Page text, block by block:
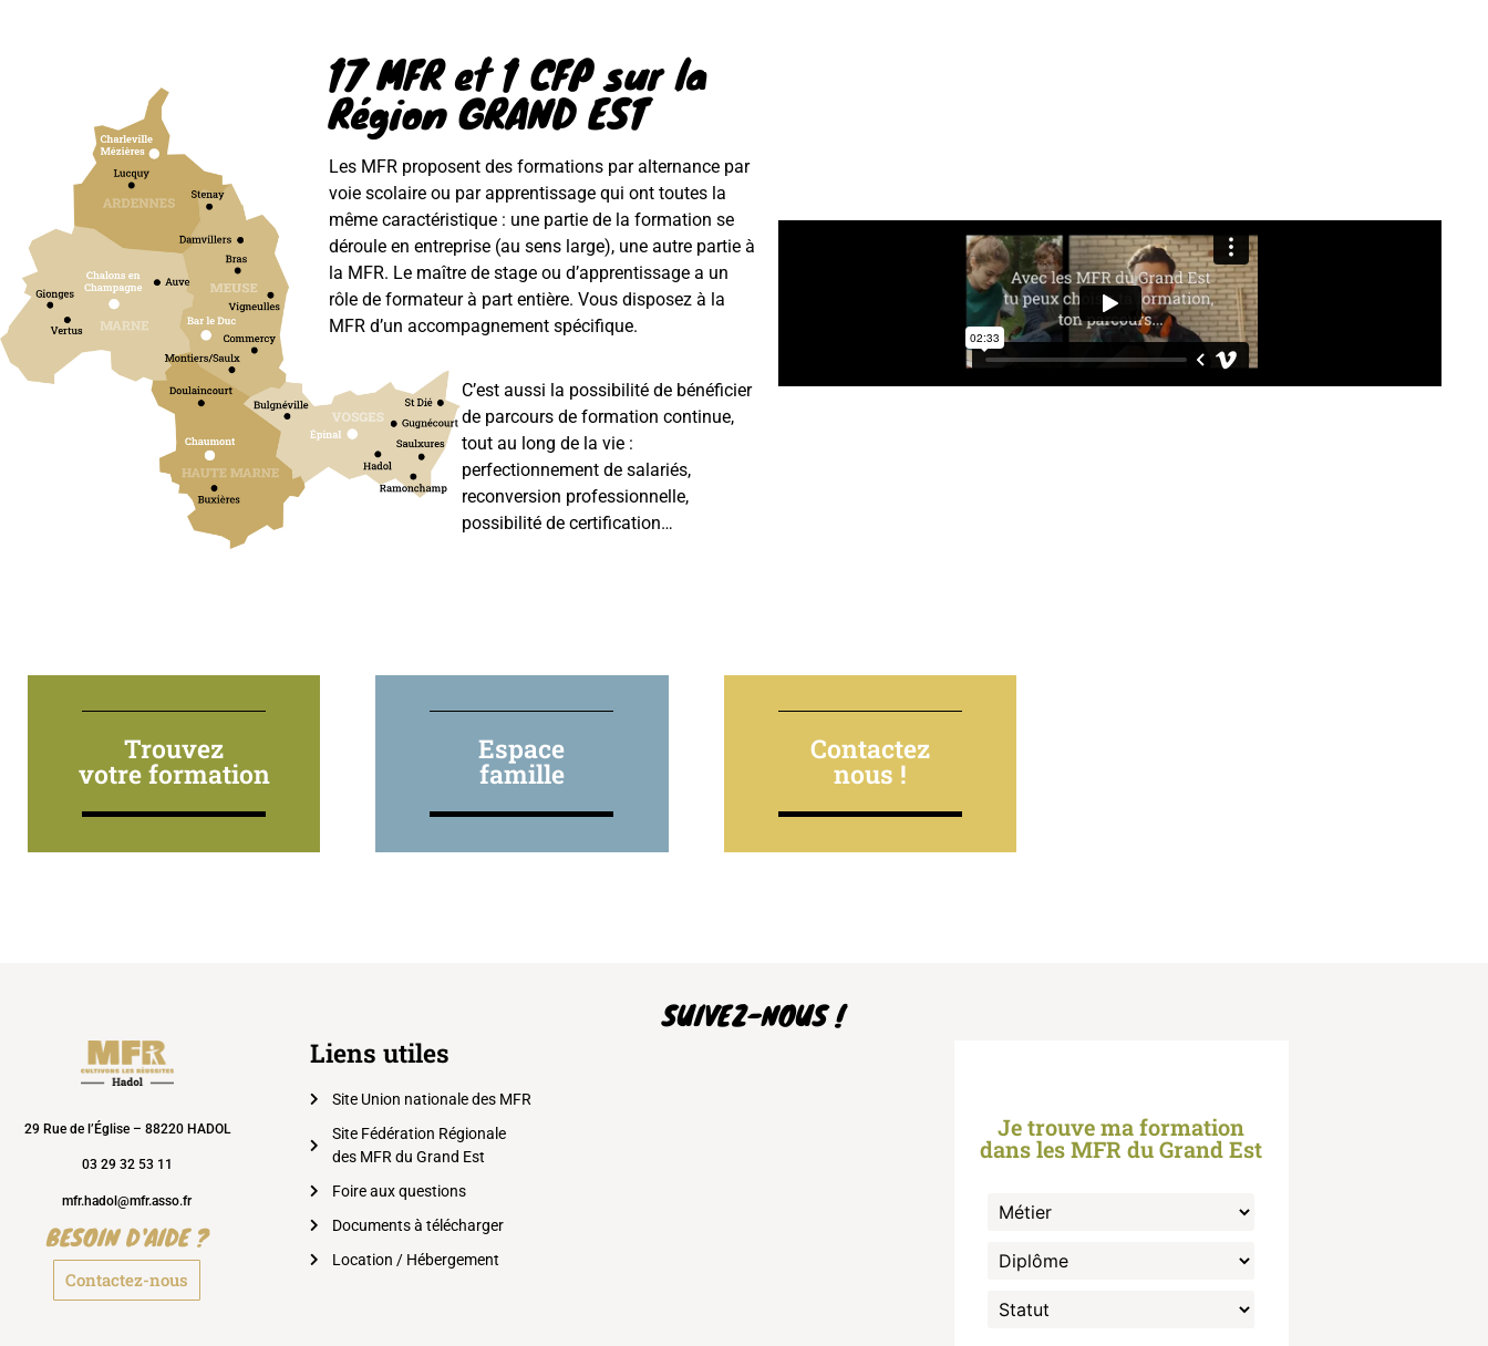
17 MFR et 1 CFP sur la
Région GRAND EST
Les MFR proposent des formations par alternance par
voie scolaire ou par apprentissage qui ont toutes la
même caractéristique : une partie de la formation se
déroule en entreprise (au sens large), une autre partie à
la MFR. Le maître de stage ou d’apprentissage a un
rôle de formateur à part entière. Vous disposez à la
MFR d’un accompagnement spécifique.
C’est aussi la possibilité de bénéficier
de parcours de formation continue,
tout au long de la vie :
perfectionnement de salariés,
reconversion professionnelle,
possibilité de certification…
Trouvez
votre formation
Espace
famille
Contactez
nous !
29 Rue de l’Église – 88220 HADOL
03 29 32 53 11
mfr.hadol@mfr.asso.fr
BESOIN D'AIDE ?
Contactez-nous
Liens utiles
Site Union nationale des MFR
Site Fédération Régionale
des MFR du Grand Est
Foire aux questions
Documents à télécharger
Location / Hébergement
SUIVEZ-NOUS !
Je trouve ma formation
dans les MFR du Grand Est